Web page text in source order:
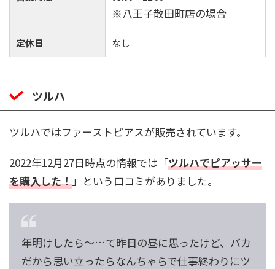
※八王子散田町店の場合
定休日 なし
ツルハ
ツルハではファーストピアスが販売されています。
2022年12月27日時点の情報では「ツルハでピアッサー
を購入した！」という口コミがありました。
年明けしたら～…て昨日の昼に思ったけど、バカ
だから思い立ったらなんちゃらで仕事終わりにツ